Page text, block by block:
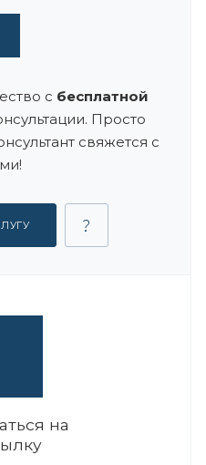
с бесплатной
Просто
свяжется с
на